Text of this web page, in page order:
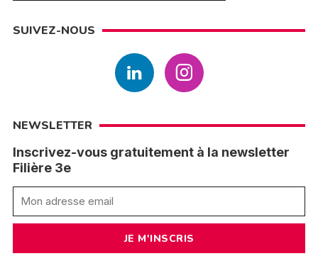
SUIVEZ-NOUS
NEWSLETTER
Inscrivez-vous gratuitement à la newsletter
Filière 3e